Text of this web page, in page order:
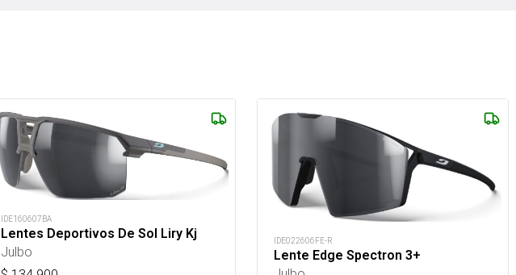
IDE160607BA
Lentes Deportivos De Sol Liry Kj
Julbo
IDE022606FE-R
Lente Edge Spectron 3+